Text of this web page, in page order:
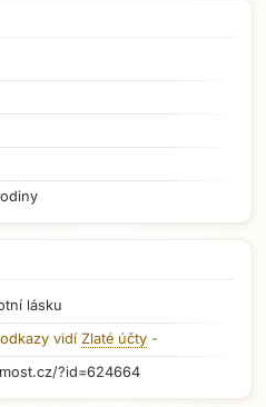
lásku
vidí Zlaté účty -
?id=624664